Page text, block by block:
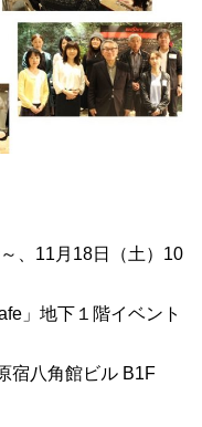
、11月18日（土）10
」地下１階イベント
宿八角館ビル B1F